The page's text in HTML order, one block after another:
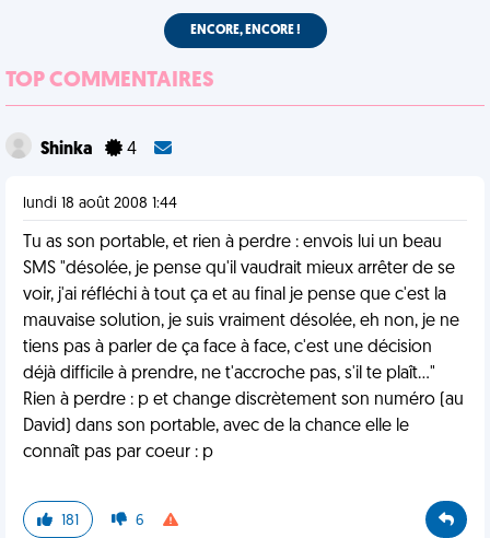
ENCORE, ENCORE !
TOP COMMENTAIRES
Shinka 4
lundi 18 août 2008 1:44
Tu as son portable, et rien à perdre : envois lui un beau
SMS "désolée, je pense qu'il vaudrait mieux arrêter de se
voir, j'ai réfléchi à tout ça et au final je pense que c'est la
mauvaise solution, je suis vraiment désolée, eh non, je ne
tiens pas à parler de ça face à face, c'est une décision
déjà difficile à prendre, ne t'accroche pas, s'il te plaît..."
Rien à perdre : p et change discrètement son numéro (au
David) dans son portable, avec de la chance elle le
connaît pas par coeur : p
181 6